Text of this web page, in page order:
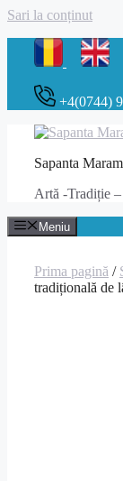
Sari la conținut
+4(0744)
Sapanta
Artă -Tradiție
Meniu
Prima pagină /
tradițională de